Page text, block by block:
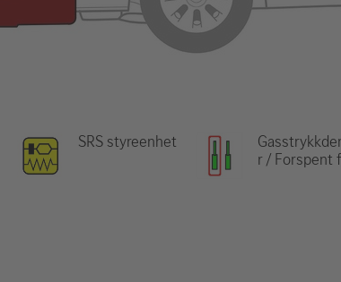
SRS styreenhet
r /